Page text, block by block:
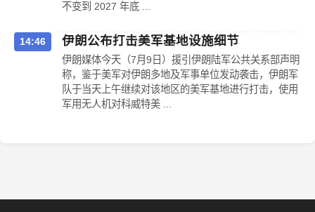
不变到 2027 年底 ...
14:46 伊朗公布打击美军基地设施细节
伊朗媒体今天（7月9日）援引伊朗陆军公共关系部声明
称，鉴于美军对伊朗多地及军事单位发动袭击，伊朗军
队于当天上午继续对该地区的美军基地进行打击，使用
军用无人机对科威特美 ...